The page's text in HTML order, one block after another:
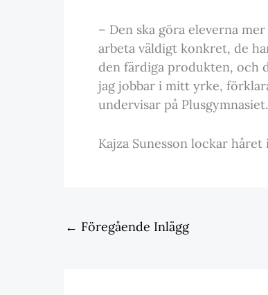
– Den ska göra eleverna
arbeta väldigt konkret, de
den färdiga produkten, och
jag jobbar i mitt yrke,
undervisar på Plusgymnasiet.
Kajza Sunesson lockar
← Föregående Inlägg